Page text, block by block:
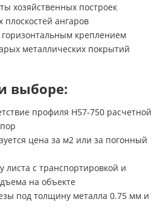
хозяйственных построек
ангаров
креплением
металлических покрытий
выборе:
профиля H57-750 расчетной
цена за м2 или за погонный
листа с транспортировкой и
на объекте
под толщину металла 0.75 мм и